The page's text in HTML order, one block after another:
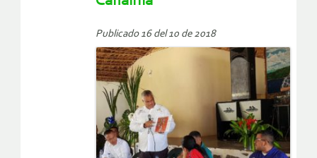
Publicado 16 del 10 de 2018